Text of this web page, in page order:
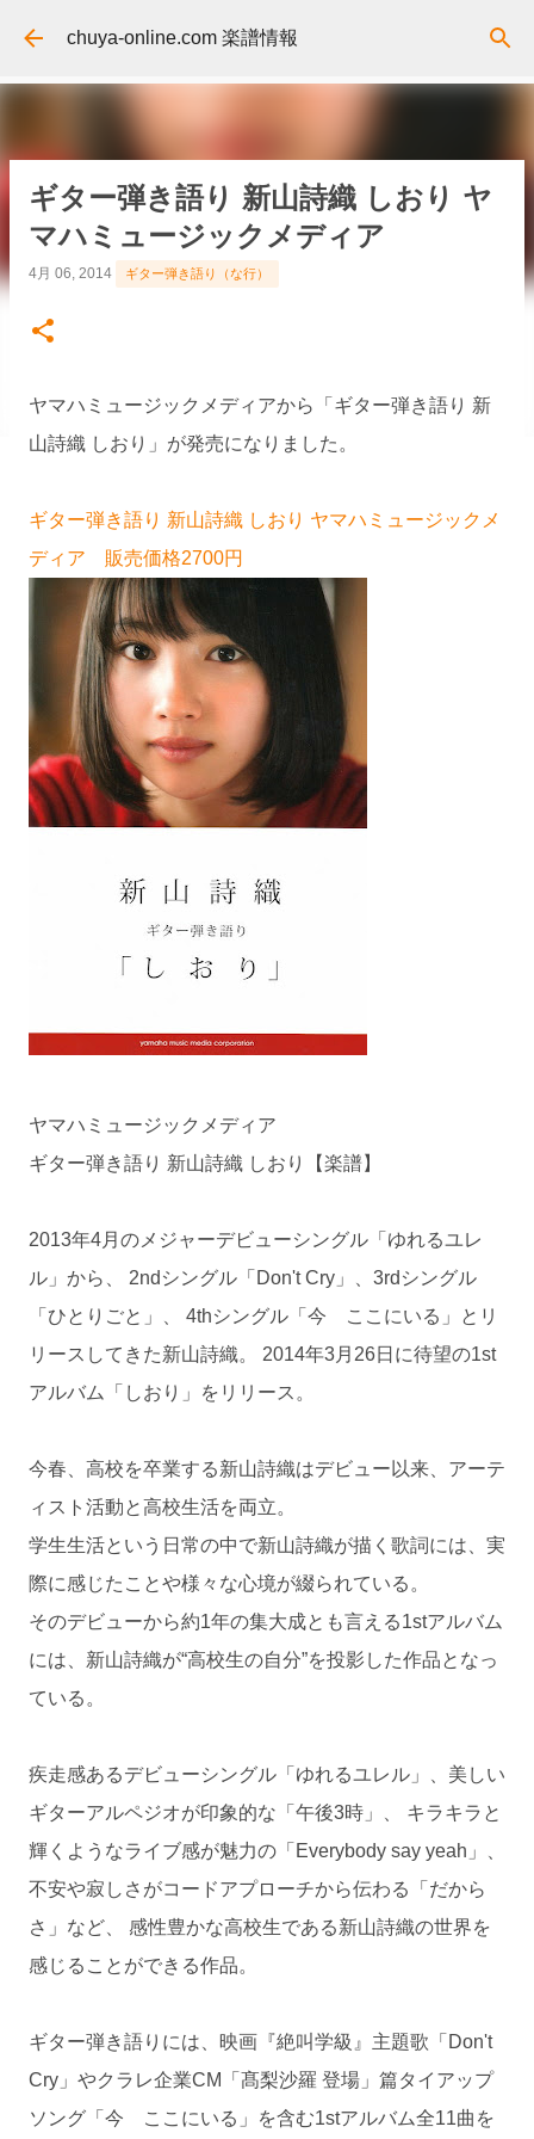
スキップしてメイン コンテンツに移動
chuya-online.com 楽譜情報
ギター弾き語り 新山詩織 しおり ヤ
マハミュージックメディア
4月 06, 2014 ギター弾き語り（な行）
ヤマハミュージックメディアから「ギター弾き語り 新
山詩織 しおり」が発売になりました。
ギター弾き語り 新山詩織 しおり ヤマハミュージックメ
ディア 販売価格2700円
ヤマハミュージックメディア
ギター弾き語り 新山詩織 しおり【楽譜】
2013年4月のメジャーデビューシングル「ゆれるユレ
ル」から、 2ndシングル「Don't Cry」、3rdシングル
「ひとりごと」、 4thシングル「今 ここにいる」とリ
リースしてきた新山詩織。 2014年3月26日に待望の1st
アルバム「しおり」をリリース。
今春、高校を卒業する新山詩織はデビュー以来、アーテ
ィスト活動と高校生活を両立。
学生生活という日常の中で新山詩織が描く歌詞には、実
際に感じたことや様々な心境が綴られている。
そのデビューから約1年の集大成とも言える1stアルバム
には、新山詩織が“高校生の自分”を投影した作品となっ
ている。
疾走感あるデビューシングル「ゆれるユレル」、美しい
ギターアルペジオが印象的な「午後3時」、 キラキラと
輝くようなライブ感が魅力の「Everybody say yeah」、
不安や寂しさがコードアプローチから伝わる「だから
さ」など、 感性豊かな高校生である新山詩織の世界を
感じることができる作品。
ギター弾き語りには、映画『絶叫学級』主題歌「Don't
Cry」やクラレ企業CM「髙梨沙羅 登場」篇タイアップ
ソング「今 ここにいる」を含む1stアルバム全11曲を